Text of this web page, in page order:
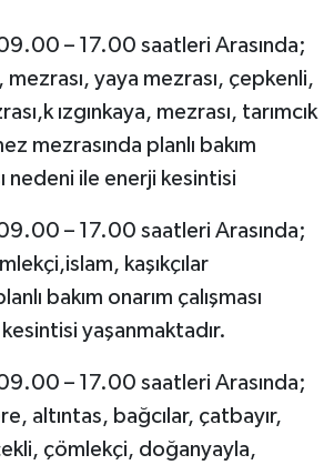
– 17.00 saatleri Arasında;
yaya mezrası, çepkenli,
ızgınkaya, mezrası, tarımcık
mezrasında planlı bakım
nedeni ile enerji kesintisi
– 17.00 saatleri Arasında;
kaşıkçılar
bakım onarım çalışması
yaşanmaktadır.
– 17.00 saatleri Arasında;
altıntas, bağcılar, çatbayır,
çömlekçi, doğanyayla,